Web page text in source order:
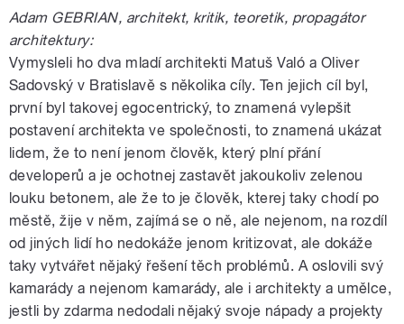
Adam GEBRIAN, architekt, kritik, teoretik, propagátor
architektury:
Vymysleli ho dva mladí architekti Matuš Való a Oliver
Sadovský v Bratislavě s několika cíly. Ten jejich cíl byl,
první byl takovej egocentrický, to znamená vylepšit
postavení architekta ve společnosti, to znamená ukázat
lidem, že to není jenom člověk, který plní přání
developerů a je ochotnej zastavět jakoukoliv zelenou
louku betonem, ale že to je člověk, kterej taky chodí po
městě, žije v něm, zajímá se o ně, ale nejenom, na rozdíl
od jiných lidí ho nedokáže jenom kritizovat, ale dokáže
taky vytvářet nějaký řešení těch problémů. A oslovili svý
kamarády a nejenom kamarády, ale i architekty a umělce,
jestli by zdarma nedodali nějaký svoje nápady a projekty